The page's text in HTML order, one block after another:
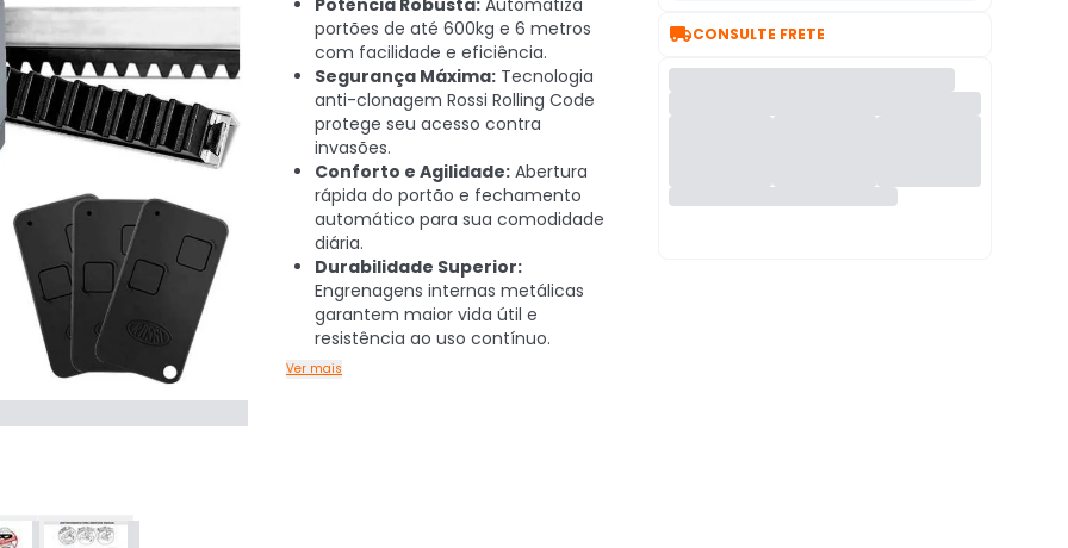
Potência Robusta: Automatiza
portões de até 600kg e 6 metros
com facilidade e eficiência.
Segurança Máxima: Tecnologia
anti-clonagem Rossi Rolling Code
protege seu acesso contra
invasões.
Conforto e Agilidade: Abertura
rápida do portão e fechamento
automático para sua comodidade
diária.
Durabilidade Superior:
Engrenagens internas metálicas
garantem maior vida útil e
resistência ao uso contínuo.
Ver mais
CONSULTE FRETE